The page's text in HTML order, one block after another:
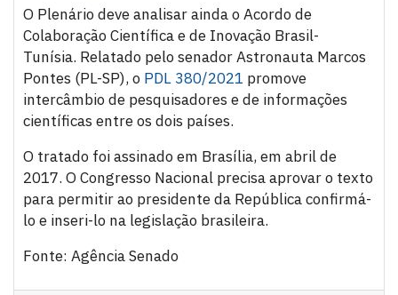
O Plenário deve analisar ainda o Acordo de
Colaboração Científica e de Inovação Brasil-
Tunísia. Relatado pelo senador Astronauta Marcos
Pontes (PL-SP), o PDL 380/2021 promove
intercâmbio de pesquisadores e de informações
científicas entre os dois países.
O tratado foi assinado em Brasília, em abril de
2017. O Congresso Nacional precisa aprovar o texto
para permitir ao presidente da República confirmá-
lo e inseri-lo na legislação brasileira.
Fonte: Agência Senado